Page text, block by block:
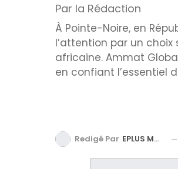
Par la Rédaction
À Pointe-Noire, en
l’attention par un
africaine. Ammat
en confiant l’essentiel
Redigé Par EPLUS MEDIA TV